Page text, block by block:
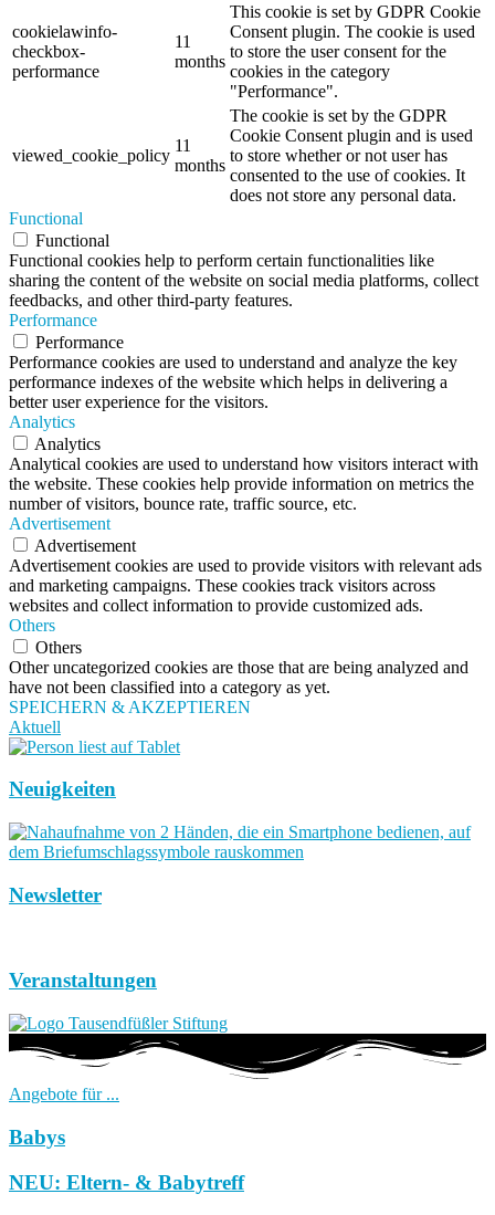
cookielawinfo-
checkbox-
performance
11
months
This cookie is set by GDPR Cookie
Consent plugin. The cookie is used
to store the user consent for the
cookies in the category
"Performance".
viewed_cookie_policy
11
months
The cookie is set by the GDPR
Cookie Consent plugin and is used
to store whether or not user has
consented to the use of cookies. It
does not store any personal data.
Functional
Functional
Functional cookies help to perform certain functionalities like
sharing the content of the website on social media platforms, collect
feedbacks, and other third-party features.
Performance
Performance
Performance cookies are used to understand and analyze the key
performance indexes of the website which helps in delivering a
better user experience for the visitors.
Analytics
Analytics
Analytical cookies are used to understand how visitors interact with
the website. These cookies help provide information on metrics the
number of visitors, bounce rate, traffic source, etc.
Advertisement
Advertisement
Advertisement cookies are used to provide visitors with relevant ads
and marketing campaigns. These cookies track visitors across
websites and collect information to provide customized ads.
Others
Others
Other uncategorized cookies are those that are being analyzed and
have not been classified into a category as yet.
SPEICHERN & AKZEPTIEREN
Aktuell
Neuigkeiten
Newsletter
Veranstaltungen
Angebote für ...
Babys
NEU: Eltern- & Babytreff